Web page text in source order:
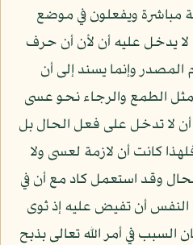
مباشرة ويفعلون في موضع
يدخل عليه أن لأن أن حرف
وإنما يسند إلى أن
مثل الطمع والرجاء نحو عسى
لا تدخل على فعل الحال بل
كانت أن لازمة لعسى ولا
وقد استعمل كاد مع أن في
أن تفيض عليه إذ ثوى
في أمر الله تعالى بذبح